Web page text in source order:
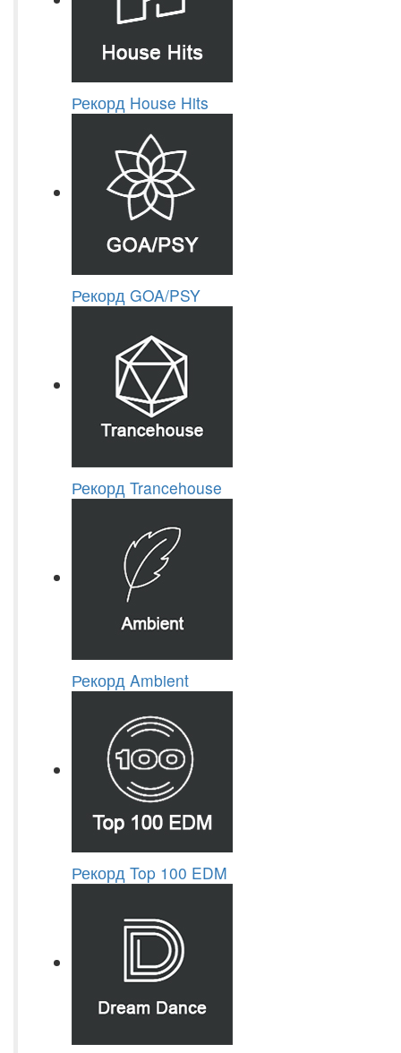
Рекорд House Hits
Рекорд GOA/PSY
Рекорд Trancehouse
Рекорд Ambient
Рекорд Top 100 EDM